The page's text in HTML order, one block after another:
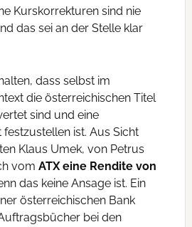
Kurskorrekturen sind nie
das sei an der Stelle klar
dass selbst im
die österreichischen Titel
sind und eine
ist. Aus Sicht
Klaus Umek, von Petrus
vom ATX eine Rendite von
das keine Ansage ist. Ein
österreichischen Bank
bei den